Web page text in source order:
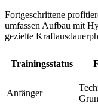
Fortgeschrittene
umfassen Aufbau mit
gezielte
Trainingsstatus
Anfänger